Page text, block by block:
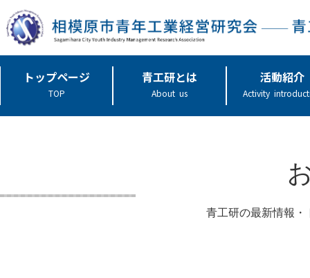
トップページ
TOP
青工研とは
About us
活動紹介
Activity
青工研の最新情報